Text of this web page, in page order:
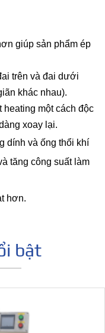
giúp sản phẩm ép
trên và đai dưới
khác nhau).
heating một cách độc
xoay lại.
dính và ống thổi khí
tăng công suất làm
hơn.
bật